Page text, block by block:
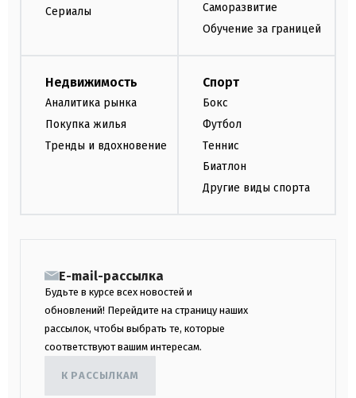
Сериалы
Саморазвитие
Обучение за границей
Недвижимость
Аналитика рынка
Покупка жилья
Тренды и вдохновение
Спорт
Бокс
Футбол
Теннис
Биатлон
Другие виды спорта
E-mail-рассылка
Будьте в курсе всех новостей и
обновлений! Перейдите на страницу наших
рассылок, чтобы выбрать те, которые
соответствуют вашим интересам.
К РАССЫЛКАМ